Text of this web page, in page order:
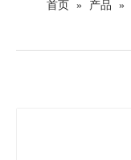
首页 » 产品 »